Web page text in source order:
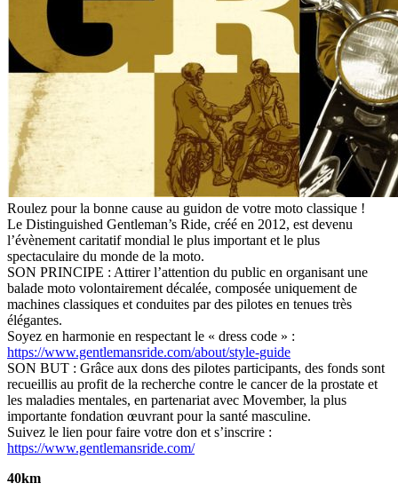
Roulez pour la bonne cause au guidon de votre moto classique !
Le Distinguished Gentleman’s Ride, créé en 2012, est devenu
l’évènement caritatif mondial le plus important et le plus
spectaculaire du monde de la moto.
SON PRINCIPE : Attirer l’attention du public en organisant une
balade moto volontairement décalée, composée uniquement de
machines classiques et conduites par des pilotes en tenues très
élégantes.
Soyez en harmonie en respectant le « dress code » :
https://www.gentlemansride.com/about/style-guide
SON BUT : Grâce aux dons des pilotes participants, des fonds sont
recueillis au profit de la recherche contre le cancer de la prostate et
les maladies mentales, en partenariat avec Movember, la plus
importante fondation œuvrant pour la santé masculine.
Suivez le lien pour faire votre don et s’inscrire :
https://www.gentlemansride.com/
40km